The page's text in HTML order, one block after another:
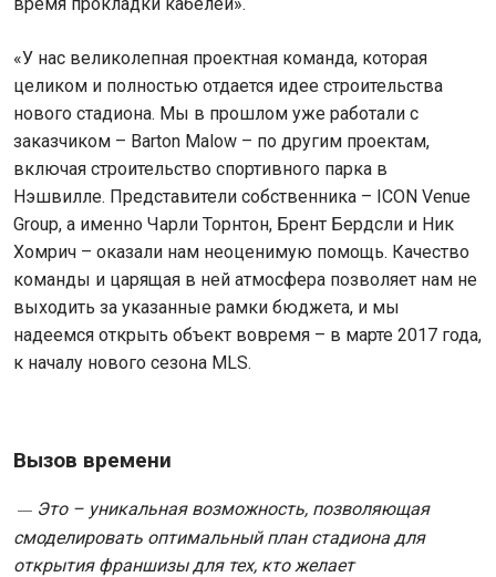
«У нас великолепная проектная команда, которая
целиком и полностью отдается идее строительства
нового стадиона. Мы в прошлом уже работали с
заказчиком – Barton Malow – по другим проектам,
включая строительство спортивного парка в
Нэшвилле. Представители собственника – ICON Venue
Group, а именно Чарли Торнтон, Брент Бердсли и Ник
Хомрич – оказали нам неоценимую помощь. Качество
команды и царящая в ней атмосфера позволяет нам не
выходить за указанные рамки бюджета, и мы
надеемся открыть объект вовремя – в марте 2017 года,
к началу нового сезона MLS.
Вызов времени
— Это – уникальная возможность, позволяющая
смоделировать оптимальный план стадиона для
открытия франшизы для тех, кто желает